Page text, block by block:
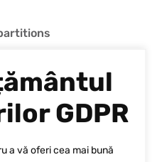
for the exterior
doors
windows
GDPR
a vă oferi cea mai bună